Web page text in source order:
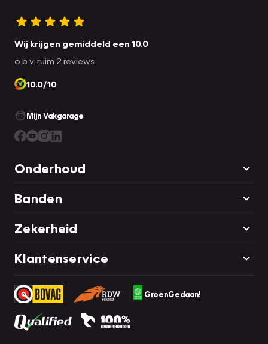
Wij krijgen gemiddeld een 10.0
o.b.v. ruim 2 reviews
10.0/10
Mijn Vakgarage
Onderhoud
Banden
Zekerheid
Klantenservice
GroenGedaan!